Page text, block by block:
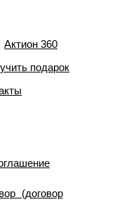
Актион 360
подарок
(договор